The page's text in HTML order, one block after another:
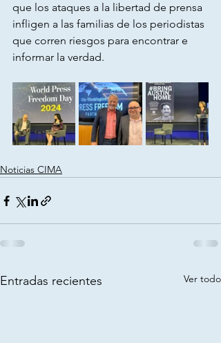
que los ataques a la libertad de prensa
infligen a las familias de los periodistas
que corren riesgos para encontrar e
informar la verdad.
Noticias CIMA
Entradas recientes Ver todo